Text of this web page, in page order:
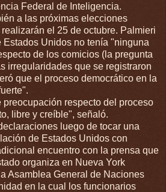
Federal de Inteligencia.
a las próximas elecciones
el 25 de octubre. Palmieri
Unidos no tenía "ninguna
de los comicios (la pregunta
irregularidades que se registraron
que el proceso democrático en la
respecto del proceso
libre y creíble", señaló.
luego de tocar una
de Estados Unidos con
encuentro con la prensa que
organiza en Nueva York
Asamblea General de Naciones
en la cual los funcionarios